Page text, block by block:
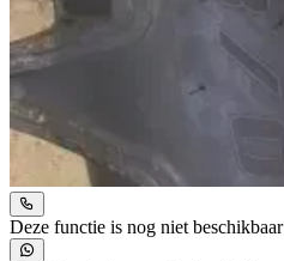
Deze functie is nog niet beschikbaar